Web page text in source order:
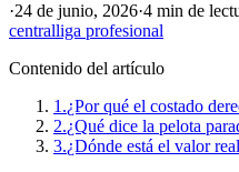
·24 de junio, 2026·4 min de
centralliga profesional
Contenido del artículo
1.¿Por qué el costado
2.¿Qué dice la pelota
3.¿Dónde está el valor